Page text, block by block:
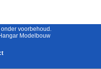
voorbehoud.
Modelbouw